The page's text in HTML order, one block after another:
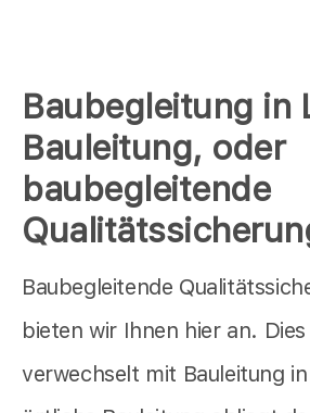
Baubegleitung in
Bauleitung, oder
baubegleitende
Baubegleitende
bieten wir Ihnen hier an.
verwechselt mit Bauleitung